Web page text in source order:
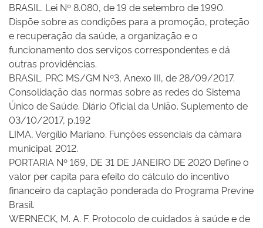
BRASIL. Lei Nº 8.080, de 19 de setembro de 1990.
Dispõe sobre as condições para a promoção, proteção
e recuperação da saúde, a organização e o
funcionamento dos serviços correspondentes e dá
outras providências.
BRASIL. PRC MS/GM Nº3, Anexo III, de 28/09/2017.
Consolidação das normas sobre as redes do Sistema
Único de Saúde. Diário Oficial da União. Suplemento de
03/10/2017, p.192
LIMA, Vergílio Mariano. Funções essenciais da câmara
municipal. 2012.
PORTARIA Nº 169, DE 31 DE JANEIRO DE 2020 Define o
valor per capita para efeito do cálculo do incentivo
financeiro da captação ponderada do Programa Previne
Brasil.
WERNECK, M. A. F. Protocolo de cuidados à saúde e de